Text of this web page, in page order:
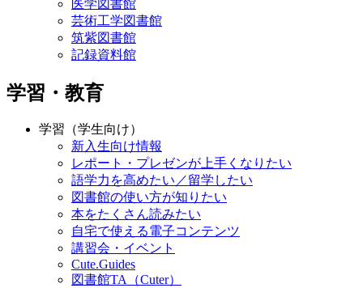
医学図書館
芸術工学図書館
筑紫図書館
記録資料館
学習・教育
学習（学生向け）
新入生向け情報
レポート・プレゼンが上手くなりたい
語学力を高めたい／留学したい
図書館の使い方が知りたい
本をたくさん読みたい
自宅で使える電子コンテンツ
講習会・イベント
Cute.Guides
図書館TA（Cuter）